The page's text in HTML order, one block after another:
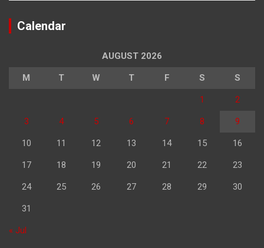
Calendar
AUGUST 2026
M T W T F S S
1 2
3 4 5 6 7 8 9
10 11 12 13 14 15 16
17 18 19 20 21 22 23
24 25 26 27 28 29 30
31
« Jul